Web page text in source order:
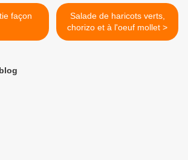
Salade de haricots verts,
chorizo et à l'oeuf mollet >